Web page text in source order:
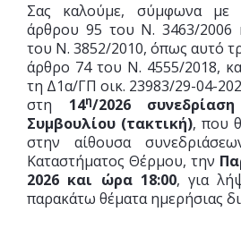
Σας καλούμε, σύμφωνα με
άρθρου 95 του Ν. 3463/2006
του Ν. 3852/2010, όπως αυτό
άρθρο 74 του Ν. 4555/2018,
τη Δ1α/ΓΠ οικ. 23983/29-04-
στη 14η/2026
Συμβουλίου (τακτική), που
στην αίθουσα
Καταστήματος Θέρμου, την
2026 και ώρα18:00, για
παρακάτω θέματα ημερήσιας